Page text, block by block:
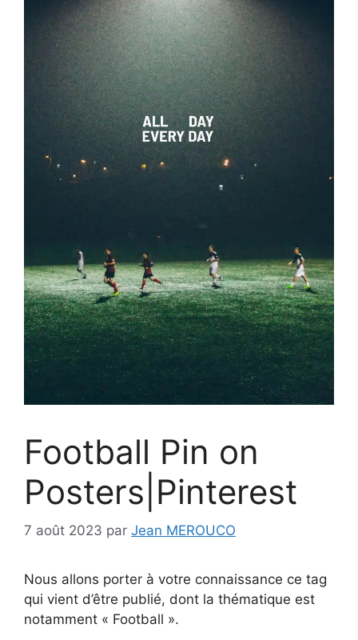
Football Pin on
Posters|Pinterest
7 août 2023 par Jean MEROUCO
Nous allons porter à votre connaissance ce tag
qui vient d’être publié, dont la thématique est
notamment « Football ».